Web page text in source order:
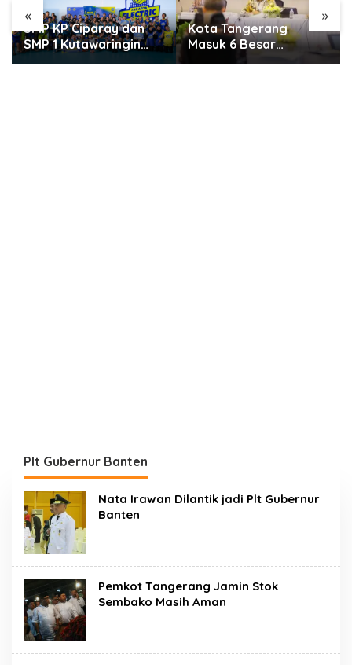
« »
Kota Tangerang
Masuk 6 Besar
Penilaian PTSP dan
SMARTFREN Luncurkan
Unlimited 5G Tanpa
Batas di Semarang
Plt Gubernur Banten
Nata Irawan Dilantik jadi Plt Gubernur
Banten
Pemkot Tangerang Jamin Stok
Sembako Masih Aman